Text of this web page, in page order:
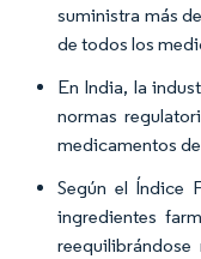
suministra más
de todos los
En India, la
normas
medicamentos
Según el Índice
ingredientes